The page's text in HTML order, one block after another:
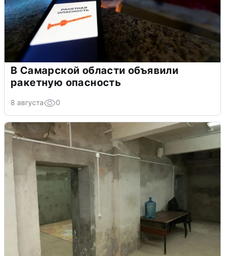
В Самарской области объявили
ракетную опасность
8 августа 0